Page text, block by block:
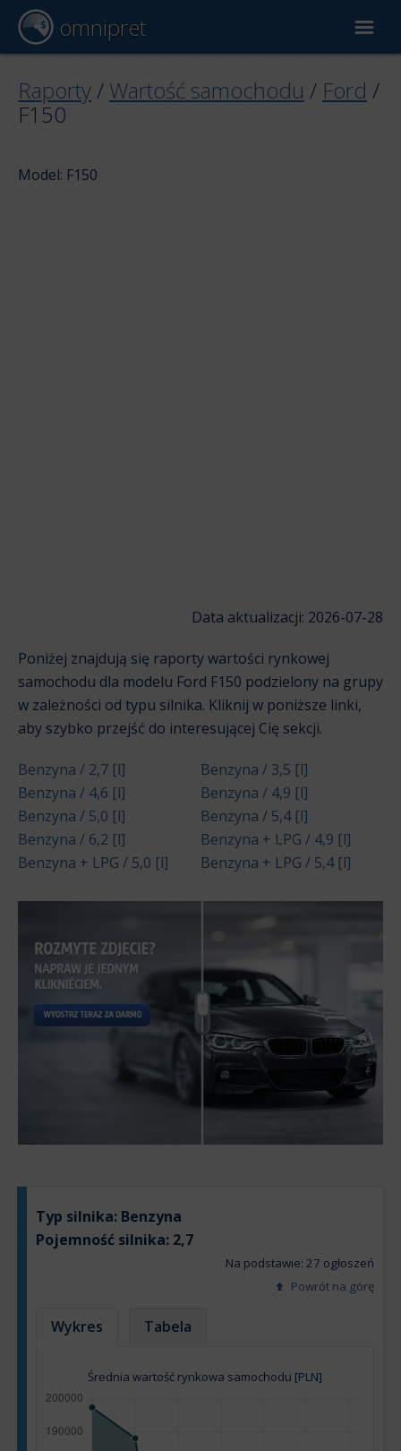
omnipret
Wycena samochodu
Raporty / Wartość samochodu / Ford /
F150
Model: F150
Data aktualizacji: 2026-07-28
Poniżej znajdują się raporty wartości rynkowej
samochodu dla modelu Ford F150 podzielony na grupy
w zależności od typu silnika. Kliknij w poniższe linki,
aby szybko przejść do interesującej Cię sekcji.
Benzyna / 2,7 [l]
Benzyna / 3,5 [l]
Benzyna / 4,6 [l]
Benzyna / 4,9 [l]
Benzyna / 5,0 [l]
Benzyna / 5,4 [l]
Benzyna / 6,2 [l]
Benzyna + LPG / 4,9 [l]
Benzyna + LPG / 5,0 [l]
Benzyna + LPG / 5,4 [l]
Typ silnika: Benzyna
Pojemność silnika: 2,7
Na podstawie: 27 ogłoszeń
Powrót na górę
Wykres Tabela
Średnia wartość rynkowa samochodu [PLN]